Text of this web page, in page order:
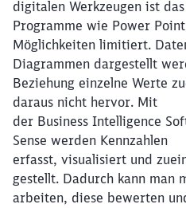
digitalen Werkzeugen ist
Programme wie Power
Möglichkeiten limitiert.
Diagrammen dargestellt
Beziehung einzelne Werte
daraus nicht hervor. Mit
der Business Intelligence
Sense werden Kennzahlen
erfasst, visualisiert und
gestellt. Dadurch kann man
arbeiten, diese bewerten